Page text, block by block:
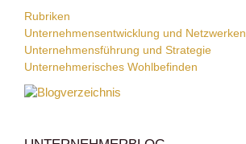
Rubriken
Unternehmensentwicklung und Netzwerken
Unternehmensführung und Strategie
Unternehmerisches Wohlbefinden